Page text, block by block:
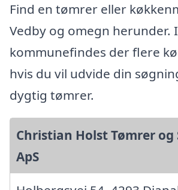
Find en tømrer eller
Vedby og omegn herunder.
kommunefindes der flere
hvis du vil udvide din
dygtig tømrer.
Christian Holst Tømrer og
ApS